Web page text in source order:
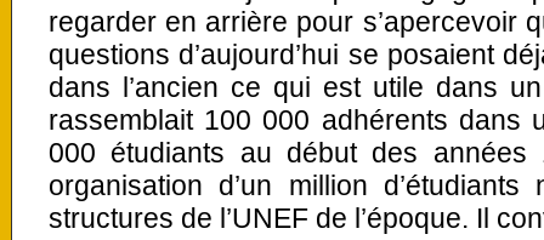
regarder en arrière pour s’apercevoir
questions d’aujourd’hui se posaient
dans l’ancien ce qui est utile dans
rassemblait 100 000 adhérents dans
000 étudiants au début des années
organisation d’un million
structures de l’UNEF de l’époque. Il